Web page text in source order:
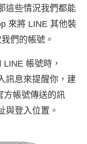
這些情況我們都能
來將 LINE 其他裝
們的帳號。
帳號時，
訊息來提醒你，建
方帳號傳送的訊
與登入位置。